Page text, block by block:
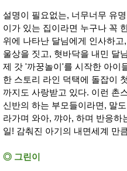
양념/소
스/가루
건조식
품
농산품
유
아
놀이방
매트
DVD
유아 보
드(칠
판)
조형물
DIY
유식
설명이 필요없는, 너무너무 유
이가 있는 집이라면 누구나 꼭
위에 나타난 달님에게 인사하
울상을 짓고, 혓바닥을 내민 달
제 갓 '까꿍놀이'를 시작한 아이
한 스토리 라인 덕택에 돌잡이
까지도 사랑받고 있다. 이런 촌
신반의 하는 부모들이라면, 말
라가며 와아, 꺄아, 하며 반응하
일! 감춰진 아기의 내면세계 만
◎ 그린이